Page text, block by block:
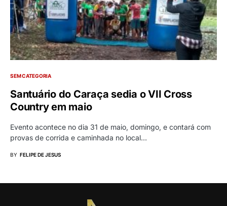
SEM CATEGORIA
Santuário do Caraça sedia o VII Cross
Country em maio
Evento acontece no dia 31 de maio, domingo, e contará com
provas de corrida e caminhada no local…
BY FELIPE DE JESUS